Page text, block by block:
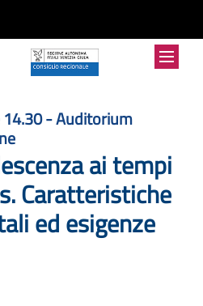
- Auditorium
:
ai tempi
Caratteristiche
ed esigenze